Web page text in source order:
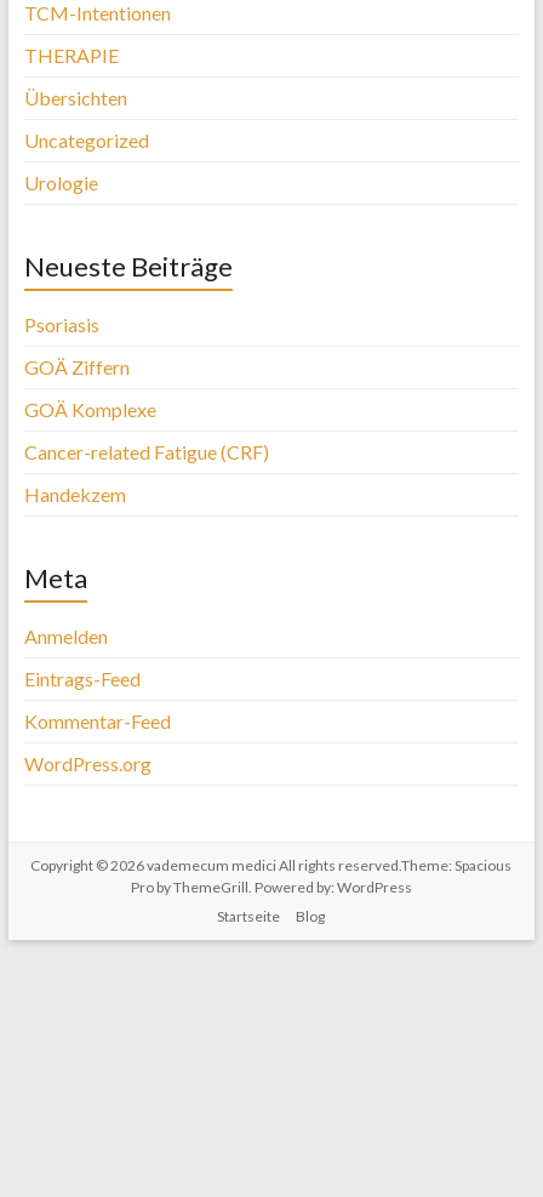
TCM-Intentionen
THERAPIE
Übersichten
Uncategorized
Urologie
Neueste Beiträge
Psoriasis
GOÄ Ziffern
GOÄ Komplexe
Cancer-related Fatigue (CRF)
Handekzem
Meta
Anmelden
Eintrags-Feed
Kommentar-Feed
WordPress.org
Copyright © 2026vademecum mediciAll rights reserved.Theme:Spacious
Proby ThemeGrill. Powered by: WordPress
Startseite
Blog